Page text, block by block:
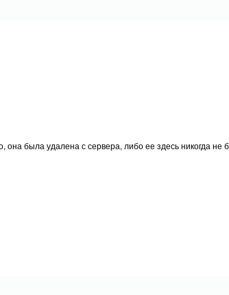
была удалена с сервера, либо ее здесь никогда не